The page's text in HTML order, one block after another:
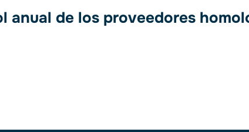
de los proveedores